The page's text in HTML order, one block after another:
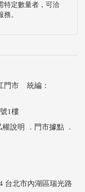
特定數量者，可洽
務。
門市 統編：
1樓
權說明 ． 門市據點 ．
台北市內湖區瑞光路